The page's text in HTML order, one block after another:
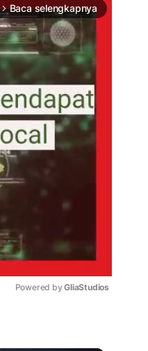
arrow_forward_ios Baca selengkapnya
Powered by GliaStudios